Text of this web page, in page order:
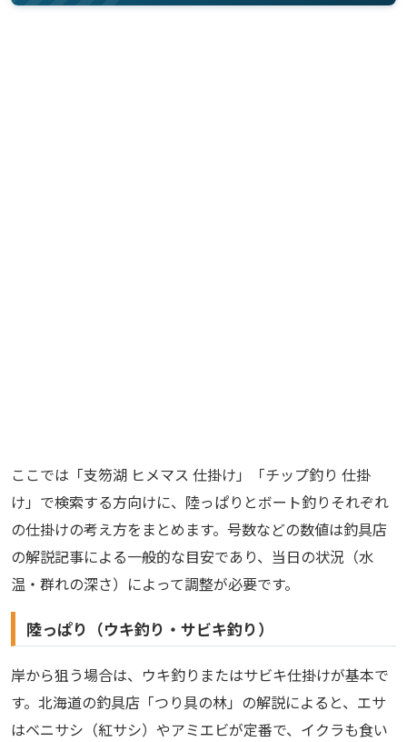
ここでは「支笏湖 ヒメマス 仕掛け」「チップ釣り 仕掛
け」で検索する方向けに、陸っぱりとボート釣りそれぞれ
の仕掛けの考え方をまとめます。号数などの数値は釣具店
の解説記事による一般的な目安であり、当日の状況（水
温・群れの深さ）によって調整が必要です。
陸っぱり（ウキ釣り・サビキ釣り）
岸から狙う場合は、ウキ釣りまたはサビキ仕掛けが基本で
す。北海道の釣具店「つり具の林」の解説によると、エサ
はベニサシ（紅サシ）やアミエビが定番で、イクラも食い